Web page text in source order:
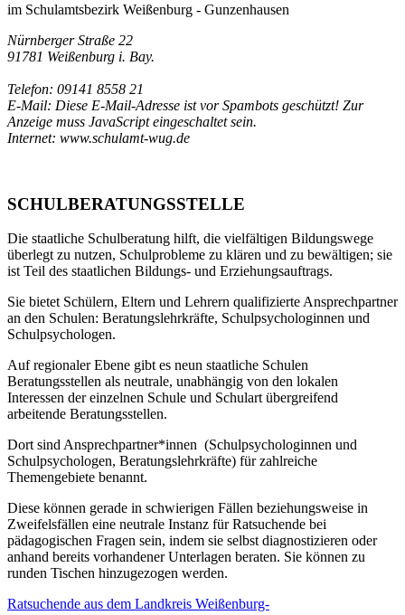
im Schulamtsbezirk Weißenburg - Gunzenhausen
Nürnberger Straße 22
91781 Weißenburg i. Bay.
Telefon: 09141 8558 21
E-Mail: Diese E-Mail-Adresse ist vor Spambots geschützt! Zur
Anzeige muss JavaScript eingeschaltet sein.
Internet: www.schulamt-wug.de
SCHULBERATUNGSSTELLE
Die staatliche Schulberatung hilft, die vielfältigen Bildungswege
überlegt zu nutzen, Schulprobleme zu klären und zu bewältigen; sie
ist Teil des staatlichen Bildungs- und Erziehungsauftrags.
Sie bietet Schülern, Eltern und Lehrern qualifizierte Ansprechpartner
an den Schulen: Beratungslehrkräfte, Schulpsychologinnen und
Schulpsychologen.
Auf regionaler Ebene gibt es neun staatliche Schulen
Beratungsstellen als neutrale, unabhängig von den lokalen
Interessen der einzelnen Schule und Schulart übergreifend
arbeitende Beratungsstellen.
Dort sind Ansprechpartner*innen (Schulpsychologinnen und
Schulpsychologen, Beratungslehrkräfte) für zahlreiche
Themengebiete benannt.
Diese können gerade in schwierigen Fällen beziehungsweise in
Zweifelsfällen eine neutrale Instanz für Ratsuchende bei
pädagogischen Fragen sein, indem sie selbst diagnostizieren oder
anhand bereits vorhandener Unterlagen beraten. Sie können zu
runden Tischen hinzugezogen werden.
Ratsuchende aus dem Landkreis Weißenburg-